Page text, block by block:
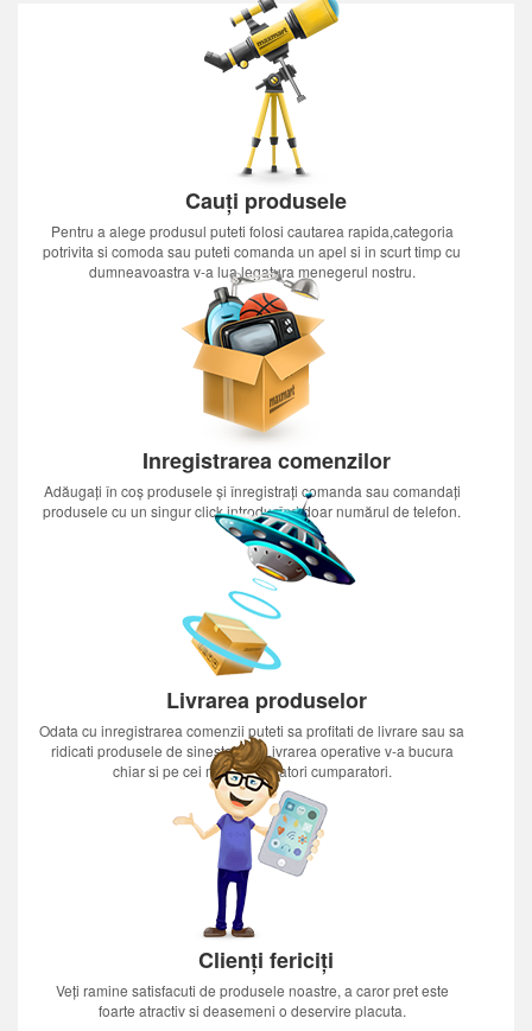
Cauți produsele
Pentru a alege produsul puteti folosi cautarea rapida,categoria
potrivita si comoda sau puteti comanda un apel si in scurt timp cu
dumneavoastra v-a lua legatura menegerul nostru.
Inregistrarea comenzilor
Adăugați în coș produsele și înregistrați comanda sau comandați
produsele cu un singur click introducînd doar numărul de telefon.
Livrarea produselor
Odata cu inregistrarea comenzii puteti sa profitati de livrare sau sa
ridicati produsele de sinestatator.Livrarea operative v-a bucura
chiar si pe cei mai nerabdatori cumparatori.
Clienți fericiți
Veți ramine satisfacuti de produsele noastre, a caror pret este
foarte atractiv si deasemeni o deservire placuta.